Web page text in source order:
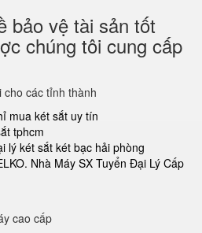
bảo vệ tài sản tốt
chúng tôi cung cấp
cho các tỉnh thành
mua két sắt uy tín
tphcm
lý két sắt két bạc hải phòng
Nhà Máy SX Tuyển Đại Lý Cấp
cao cấp